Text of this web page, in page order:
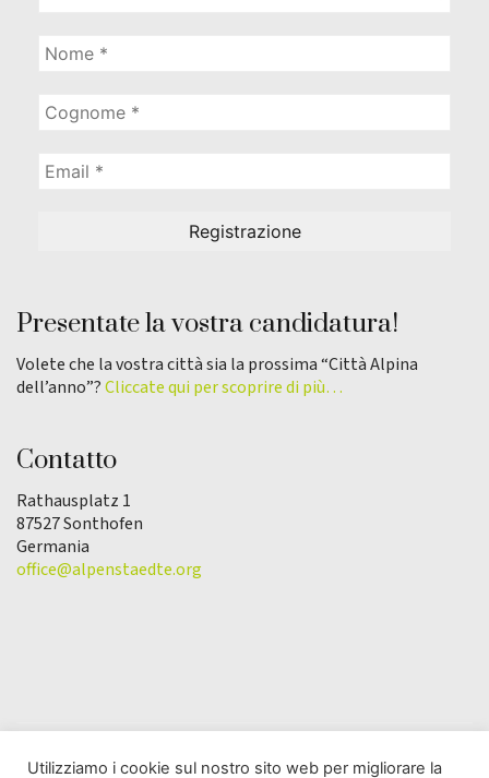
Presentate la vostra candidatura!
Volete che la vostra città sia la prossima “Città Alpina
dell’anno”?Cliccate qui per scoprire di più…
Contatto
Rathausplatz 1
87527 Sonthofen
Germania
office@alpenstaedte.org
Utilizziamo i cookie sul nostro sito web per migliorare la